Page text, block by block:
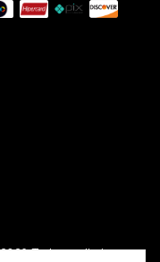
Todos os direitos